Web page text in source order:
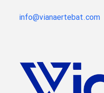
info@vianaertebat.com